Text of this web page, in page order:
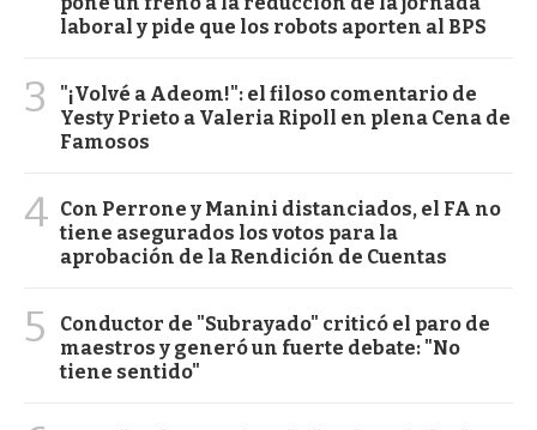
laboral y pide que los robots aporten al BPS
3
"¡Volvé a Adeom!": el filoso comentario de
Yesty Prieto a Valeria Ripoll en plena Cena de
Famosos
4 Con Perrone y Manini distanciados, el FA no
tiene asegurados los votos para la
aprobación de la Rendición de Cuentas
5
Conductor de "Subrayado" criticó el paro de
maestros y generó un fuerte debate: "No
tiene sentido"